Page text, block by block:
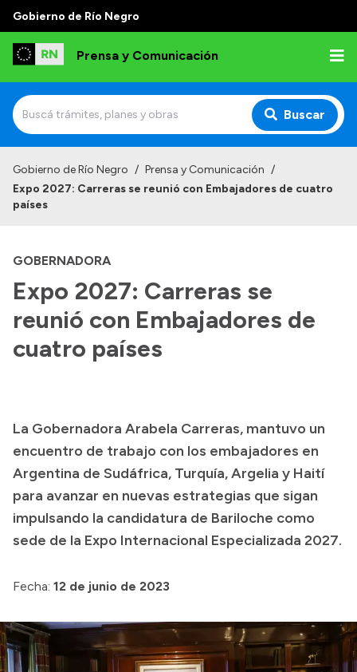
Gobierno de Río Negro
Prensa y Comunicación
Buscar
Institucional
Referentes de prensa
Archivo de noticias
Transparencia
Consulta de expedientes
Consulta de pago a proveedores
Convocatorias
Intranet
Gobierno de Río Negro / Prensa y Comunicación /
Expo 2027: Carreras se reunió con Embajadores de cuatro
países
GOBERNADORA
Expo 2027: Carreras se
reunió con Embajadores de
cuatro países
La Gobernadora Arabela Carreras, mantuvo un
encuentro de trabajo con los embajadores en
Argentina de Sudáfrica, Turquía, Argelia y Haití
para avanzar en nuevas estrategias que sigan
impulsando la candidatura de Bariloche como
sede de la Expo Internacional Especializada 2027.
Fecha: 12 de junio de 2023